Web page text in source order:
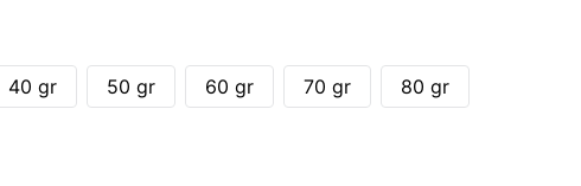
40 gr 50 gr 60 gr 70 gr 80 gr